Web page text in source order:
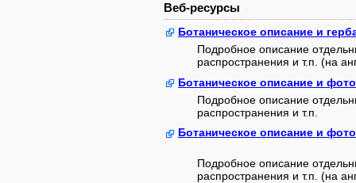
Веб-ресурсы
Ботаническое описание и
Подробное описание
распространения и т.п. (на
Ботаническое описание и фото
Подробное описание
распространения и т.п.
Ботаническое описание и
Подробное описание
распространения и т.п. (на